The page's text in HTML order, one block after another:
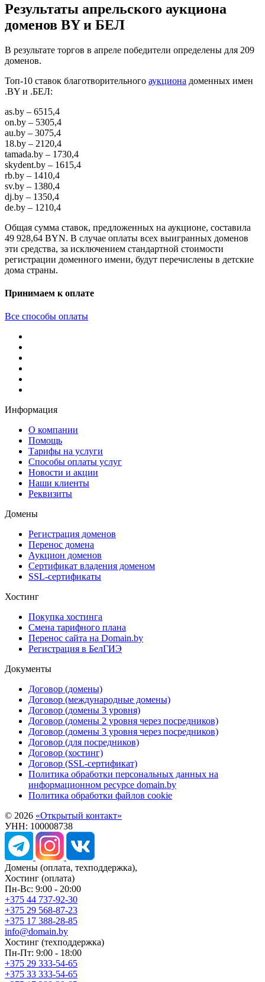
Результаты апрельского аукциона
доменов BY и БЕЛ
В результате торгов в апреле победители определены для 209
доменов.
Топ-10 ставок благотворительного аукциона доменных имен
.BY и .БЕЛ:
as.by – 6515,4
on.by – 5305,4
au.by – 3075,4
18.by – 2120,4
tamada.by – 1730,4
skydent.by – 1615,4
rb.by – 1410,4
sv.by – 1380,4
dj.by – 1350,4
de.by – 1210,4
Общая сумма ставок, предложенных на аукционе, составила
49 928,64 BYN. В случае оплаты всех выигранных доменов
эти средства, за исключением стандартной стоимости
регистрации доменного имени, будут перечислены в детские
дома страны.
Принимаем к оплате
Все способы оплаты
Информация
О компании
Помощь
Тарифы на услуги
Способы оплаты услуг
Новости и акции
Наши клиенты
Реквизиты
Домены
Регистрация доменов
Перенос домена
Аукцион доменов
Сертификат владения доменом
SSL-сертификаты
Хостинг
Покупка хостинга
Смена тарифного плана
Перенос сайта на Domain.by
Регистрация в БелГИЭ
Документы
Договор (домены)
Договор (международные домены)
Договор (домены 3 уровня)
Договор (домены 2 уровня через посредников)
Договор (домены 3 уровня через посредников)
Договор (для посредников)
Договор (хостинг)
Договор (SSL-сертификат)
Политика обработки персональных данных на
информационном ресурсе domain.by
Политика обработки файлов cookie
© 2026 «Открытый контакт»
УНН: 100008738
Домены (оплата, техподдержка),
Хостинг (оплата)
Пн-Вс: 9:00 - 20:00
+375 44 737-92-30
+375 29 568-87-23
+375 17 388-28-85
info@domain.by
Хостинг (техподдержка)
Пн-Пт: 9:00 - 18:00
+375 29 333-54-65
+375 33 333-54-65